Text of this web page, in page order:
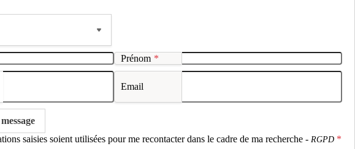
Prénom *
Email
saisies soient utilisées pour me recontacter dans le cadre de ma recherche - RGPD